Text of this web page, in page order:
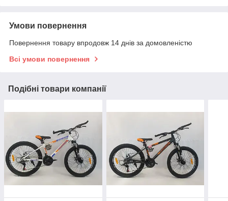
Умови повернення
Повернення товару впродовж 14 днів за домовленістю
Всі умови повернення
Подібні товари компанії